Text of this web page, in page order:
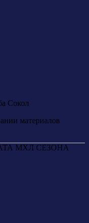
Сокол
материалов
МХЛ СЕЗОНА